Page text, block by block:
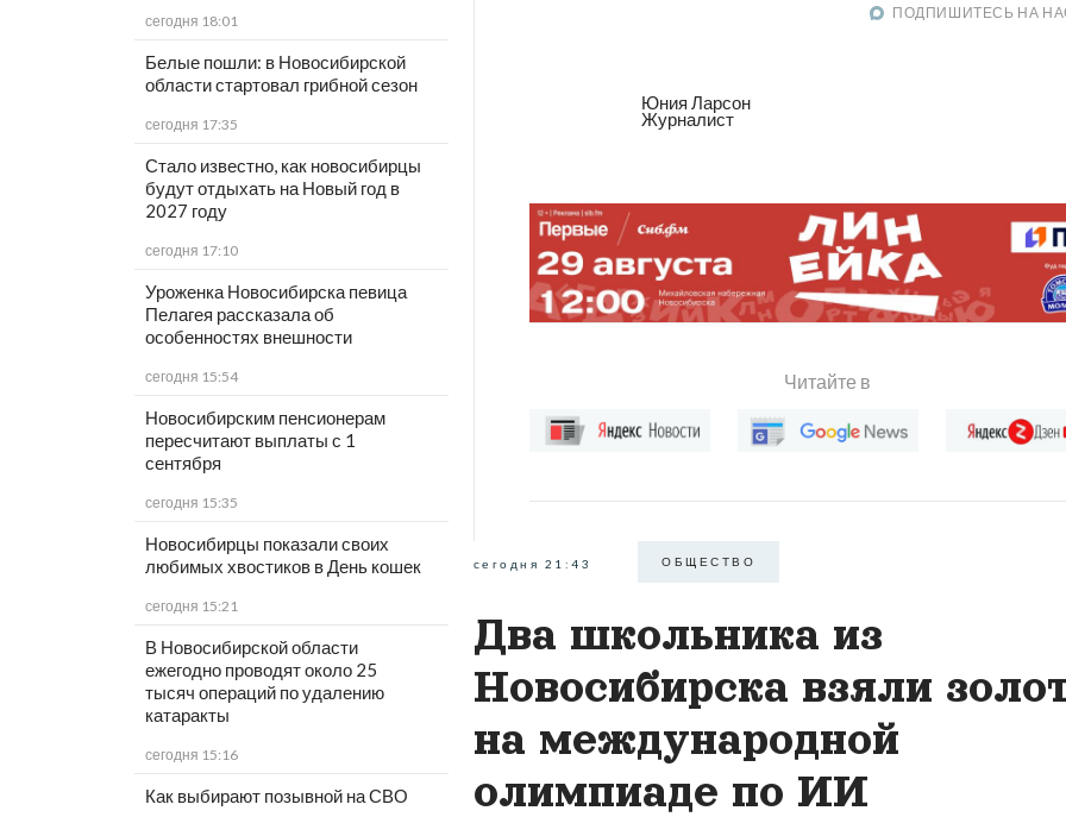
сегодня 18:01
Белые пошли: в Новосибирской
области стартовал грибной сезон
сегодня 17:35
Стало известно, как новосибирцы
будут отдыхать на Новый год в
2027 году
сегодня 17:10
Уроженка Новосибирска певица
Пелагея рассказала об
особенностях внешности
сегодня 15:54
Новосибирским пенсионерам
пересчитают выплаты с 1
сентября
сегодня 15:35
Новосибирцы показали своих
любимых хвостиков в День кошек
сегодня 15:21
В Новосибирской области
ежегодно проводят около 25
тысяч операций по удалению
катаракты
сегодня 15:16
Как выбирают позывной на СВО
ПОДПИШИТЕСЬ НА
Юния Ларсон
Журналист
Читайте в
сегодня 21:43 ОБЩЕСТВО
Два школьника из
Новосибирска взяли
на международной
олимпиаде по ИИ